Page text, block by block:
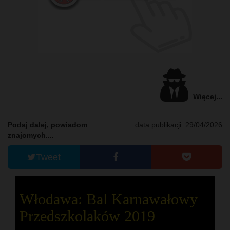
Więcej...
data publikacji: 29/04/2026
Podaj dalej, powiadom
znajomych....
Tweet
Włodawa: Bal Karnawałowy
Przedszkolaków 2019